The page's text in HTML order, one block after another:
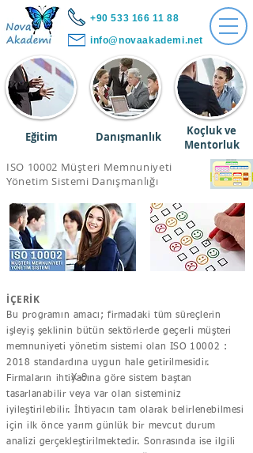
+90 533 166 11 88
info@novaakademi.net
Eğitim Danışmanlık
Koçluk ve
Mentorluk
ISO 10002 Müşteri Memnuniyeti
Yönetim Sistemi Danışmanlığı
X-9
İÇERİK
Bu programın amacı; firmadaki tüm süreçlerin
işleyiş şeklinin bütün sektörlerde geçerli müşteri
memnuniyeti yönetim sistemi olan ISO 10002 :
2018 standardına uygun hale getirilmesidir.
Firmaların ihtiyacına göre sistem baştan
tasarlanabilir veya var olan sisteminiz
iyileştirilebilir. İhtiyacın tam olarak belirlenebilmesi
için ilk önce yarım günlük bir mevcut durum
analizi gerçekleştirilmektedir. Sonrasında ise ilgili